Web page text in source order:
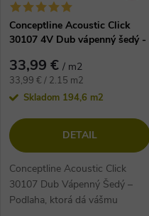
Conceptline Acoustic Click
30107 4V Dub vápenný šedý -
33,99 € / m2
Jednotková
cena:
33,99 € / 2.15 m2
Skladom 194,6 m2
DETAIL
Conceptline Acoustic Click
30107 Dub Vápenný Šedý –
Podlaha, ktorá dá vášmu